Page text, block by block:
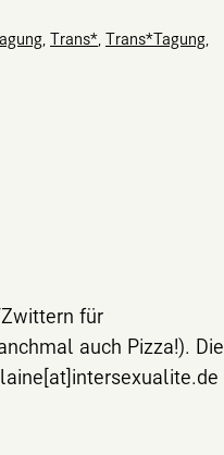
Trans* Trans*Tagung
für
auch Pizza!). Die